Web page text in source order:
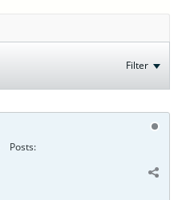
Filter
Posts: